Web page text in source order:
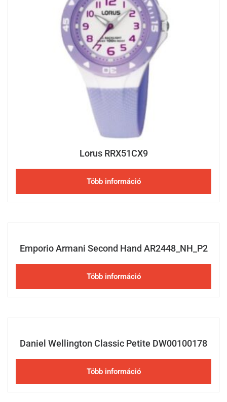
Lorus RRX51CX9
Több információ
Emporio Armani Second Hand AR2448_NH_P2
Több információ
Daniel Wellington Classic Petite DW00100178
Több információ